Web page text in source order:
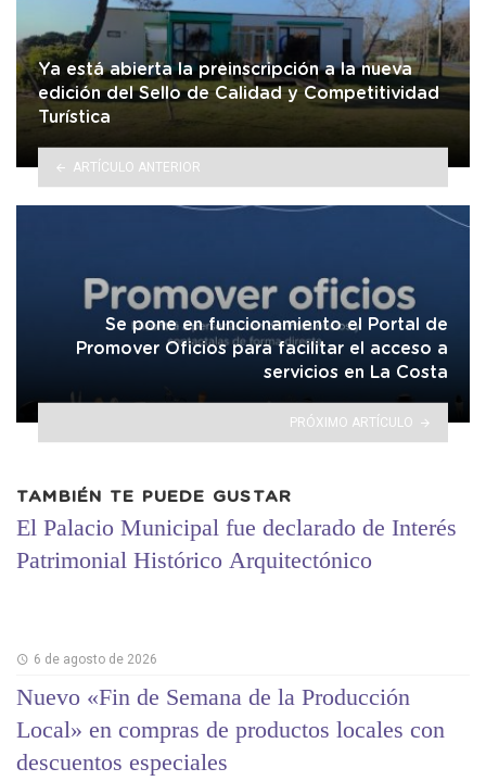
Ya está abierta la preinscripción a la nueva
edición del Sello de Calidad y Competitividad
Turística
ARTÍCULO ANTERIOR
Se pone en funcionamiento el Portal de
Promover Oficios para facilitar el acceso a
servicios en La Costa
PRÓXIMO ARTÍCULO
TAMBIÉN TE PUEDE GUSTAR
El Palacio Municipal fue declarado de Interés
Patrimonial Histórico Arquitectónico
6 de agosto de 2026
Nuevo «Fin de Semana de la Producción
Local» en compras de productos locales con
descuentos especiales